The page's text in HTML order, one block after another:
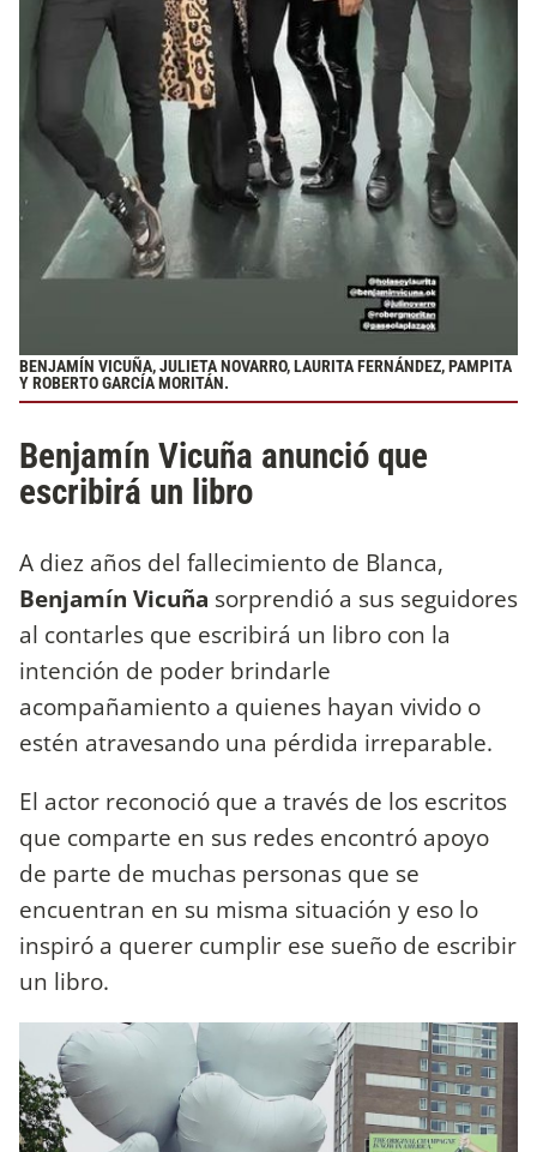
BENJAMÍN VICUÑA, JULIETA NOVARRO, LAURITA FERNÁNDEZ, PAMPITA
Y ROBERTO GARCÍA MORITÁN.
Benjamín Vicuña anunció que
escribirá un libro
A diez años del fallecimiento de Blanca,
Benjamín Vicuña sorprendió a sus seguidores
al contarles que escribirá un libro con la
intención de poder brindarle
acompañamiento a quienes hayan vivido o
estén atravesando una pérdida irreparable.
El actor reconoció que a través de los escritos
que comparte en sus redes encontró apoyo
de parte de muchas personas que se
encuentran en su misma situación y eso lo
inspiró a querer cumplir ese sueño de escribir
un libro.